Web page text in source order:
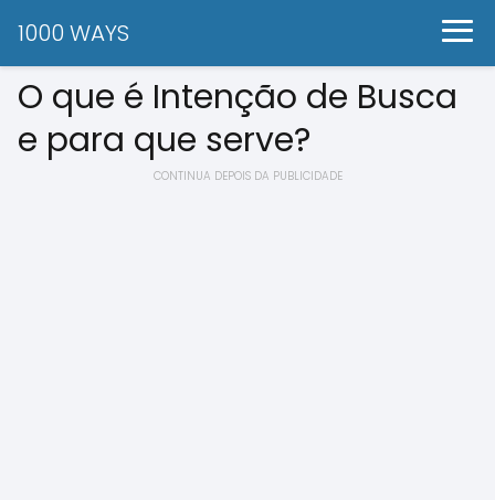
1000 WAYS
O que é Intenção de Busca
e para que serve?
CONTINUA DEPOIS DA PUBLICIDADE